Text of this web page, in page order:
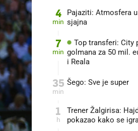
4
min
Pajaziti: Atmosfera
sjajna
7
min
Top transferi: City
golmana za 50 mil.
i Reala
35
min
Šego: Sve je super
1
h
Trener Žalgirisa:
pokazao kako se